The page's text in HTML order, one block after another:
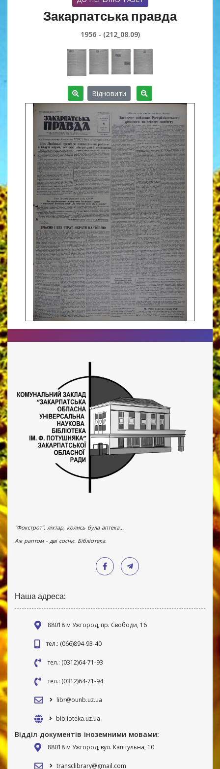
Закарпатська правда
1956 - (212_08.09)
Відновити
"Фокстрот", ліхтар, колись була аптека...
Аж раптом - дві сосни. Бібліотека.
Наша адреса:
88018 м Ужгород, пр. Свободи, 16
тел.: (066)894-93-40
тел.: (0312)64-71-93
тел.: (0312)64-71-94
libr@ounb.uz.ua
biblioteka.uz.ua
Відділ документів іноземними мовами:
88018 м Ужгород, вул. Капітульна, 10
transclibrary@gmail.com